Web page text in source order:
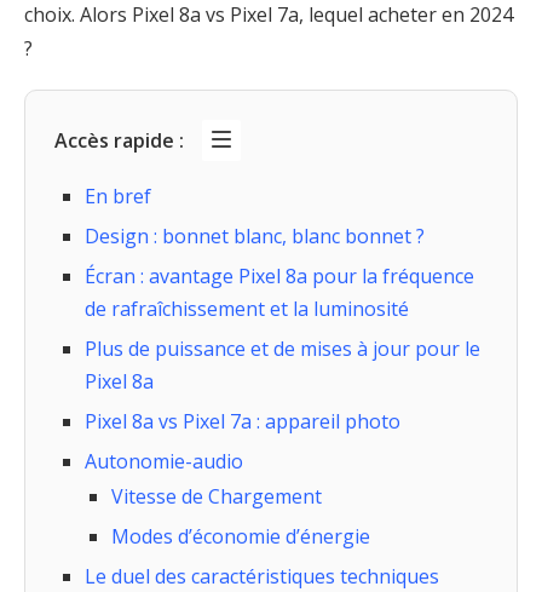
choix. Alors Pixel 8a vs Pixel 7a, lequel acheter en 2024
?
Accès rapide :
En bref
Design : bonnet blanc, blanc bonnet ?
Écran : avantage Pixel 8a pour la fréquence
de rafraîchissement et la luminosité
Plus de puissance et de mises à jour pour le
Pixel 8a
Pixel 8a vs Pixel 7a : appareil photo
Autonomie-audio
Vitesse de Chargement
Modes d’économie d’énergie
Le duel des caractéristiques techniques